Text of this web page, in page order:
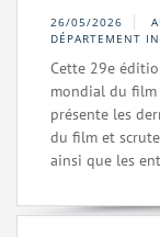
26/05/2026
DÉPARTEMENT
Cette 29e
mondial du
présente les
du film et
ainsi que les